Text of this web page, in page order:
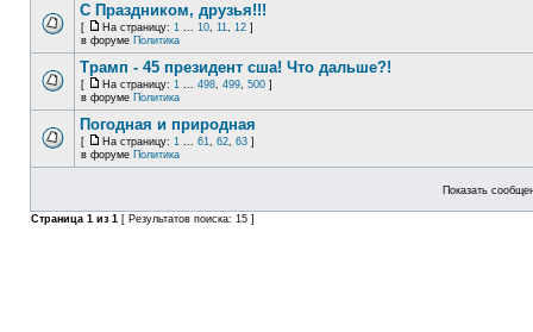
С Праздником, друзья!!!
[ На страницу: 1 ... 10, 11, 12 ]
в форуме Политика
Трамп - 45 президент сша! Что дальше?!
[ На страницу: 1 ... 498, 499, 500 ]
в форуме Политика
Погодная и природная
[ На страницу: 1 ... 61, 62, 63 ]
в форуме Политика
Показать
Страница 1 из 1 [ Результатов поиска: 15 ]